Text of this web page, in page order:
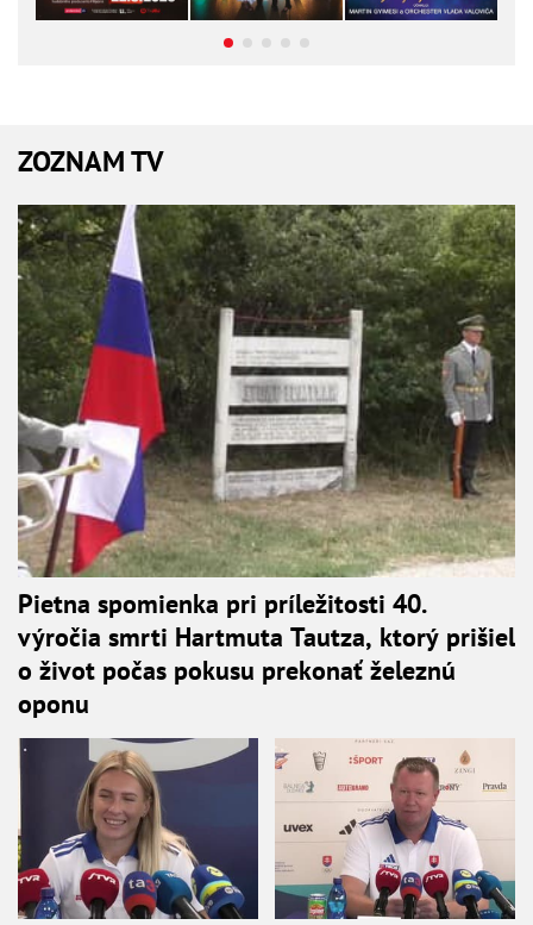
ZOZNAM TV
Pietna spomienka pri príležitosti 40.
výročia smrti Hartmuta Tautza, ktorý prišiel
o život počas pokusu prekonať železnú
oponu